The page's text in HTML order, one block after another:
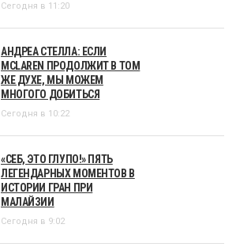
Сегодня в 11:20
АНДРЕА СТЕЛЛА: ЕСЛИ
MCLAREN ПРОДОЛЖИТ В ТОМ
ЖЕ ДУХЕ, МЫ МОЖЕМ
МНОГОГО ДОБИТЬСЯ
Сегодня в 10:22
«СЕБ, ЭТО ГЛУПО!» ПЯТЬ
ЛЕГЕНДАРНЫХ МОМЕНТОВ В
ИСТОРИИ ГРАН ПРИ
МАЛАЙЗИИ
Сегодня в 9:02